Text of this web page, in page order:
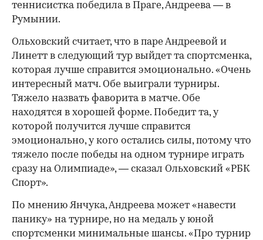
теннисистка победила в Праге, Андреева — в
Румынии.
Ольховский считает, что в паре Андреевой и
Линетт в следующий тур выйдет та спортсменка,
которая лучше справится эмоционально. «Очень
интересный матч. Обе выиграли турниры.
Тяжело назвать фаворита в матче. Обе
находятся в хорошей форме. Победит та, у
которой получится лучше справится
эмоционально, у кого остались силы, потому что
тяжело после победы на одном турнире играть
сразу на Олимпиаде», — сказал Ольховский «РБК
Спорт».
По мнению Янчука, Андреева может «навести
панику» на турнире, но на медаль у юной
спортсменки минимальные шансы. «Про турнир